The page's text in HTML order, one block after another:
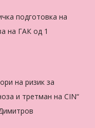
подготовка на
на ГАК од 1
на ризик за
и третман на CIN“